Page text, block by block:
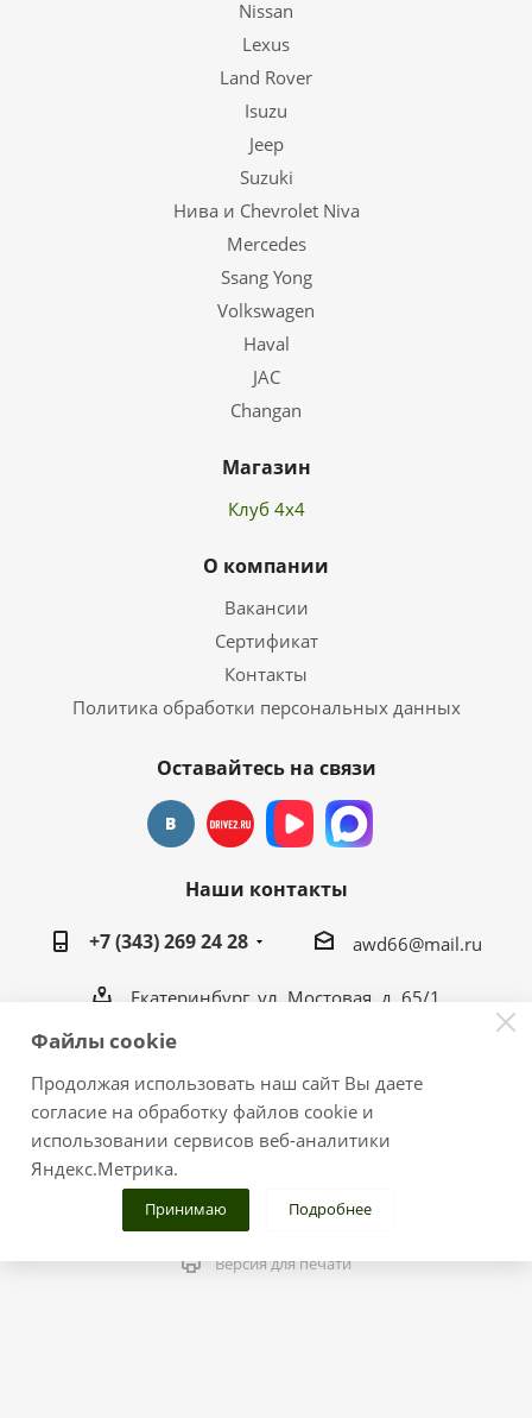
Nissan
Lexus
Land Rover
Isuzu
Jeep
Suzuki
Нива и Chevrolet Niva
Mercedes
Ssang Yong
Volkswagen
Haval
JAC
Changan
Магазин
Клуб 4х4
О компании
Вакансии
Сертификат
Контакты
Политика обработки персональных данных
Оставайтесь на связи
Наши контакты
+7 (343) 269 24 28
awd66@mail.ru
Екатеринбург, ул. Мостовая, д. 65/1
2026 © Тюнинг-центр "ГаражЪ 4х4"
Публикация размещенных материалов на других
ресурсах только с разрешения администрации сайта.
Версия для печати
Файлы cookie
Продолжая использовать наш сайт Вы даете
согласие на обработку файлов cookie и
использовании сервисов веб-аналитики
Яндекс.Метрика.
Принимаю Подробнее